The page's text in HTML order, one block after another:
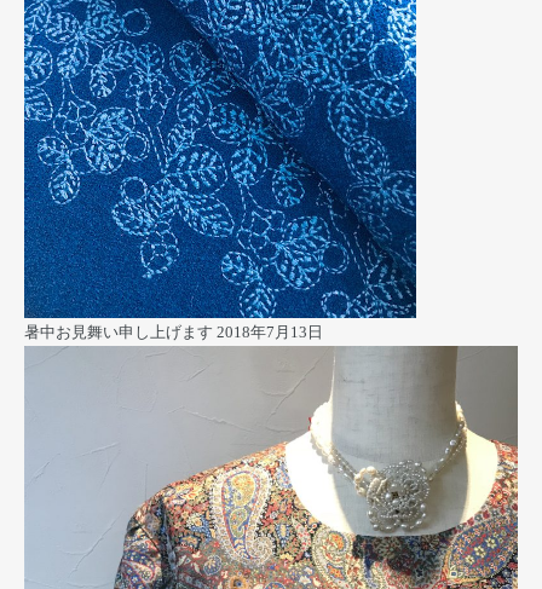
暑中お見舞い申し上げます 2018年7月13日